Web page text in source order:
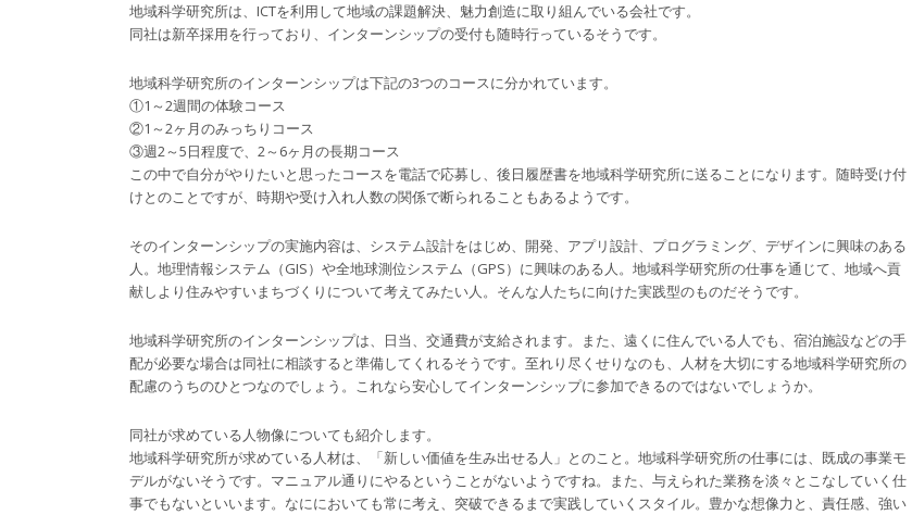
地域科学研究所は、ICTを利用して地域の課題解決、魅力創造に取り組んでいる会社です。
同社は新卒採用を行っており、インターンシップの受付も随時行っているそうです。
地域科学研究所のインターンシップは下記の3つのコースに分かれています。
①1～2週間の体験コース
②1～2ヶ月のみっちりコース
③週2～5日程度で、2～6ヶ月の長期コース
この中で自分がやりたいと思ったコースを電話で応募し、後日履歴書を地域科学研究所に送ることになります。随時受け付
けとのことですが、時期や受け入れ人数の関係で断られることもあるようです。
そのインターンシップの実施内容は、システム設計をはじめ、開発、アプリ設計、プログラミング、デザインに興味のある
人。地理情報システム（GIS）や全地球測位システム（GPS）に興味のある人。地域科学研究所の仕事を通じて、地域へ貢
献しより住みやすいまちづくりについて考えてみたい人。そんな人たちに向けた実践型のものだそうです。
地域科学研究所のインターンシップは、日当、交通費が支給されます。また、遠くに住んでいる人でも、宿泊施設などの手
配が必要な場合は同社に相談すると準備してくれるそうです。至れり尽くせりなのも、人材を大切にする地域科学研究所の
配慮のうちのひとつなのでしょう。これなら安心してインターンシップに参加できるのではないでしょうか。
同社が求めている人物像についても紹介します。
地域科学研究所が求めている人材は、「新しい価値を生み出せる人」とのこと。地域科学研究所の仕事には、既成の事業モ
デルがないそうです。マニュアル通りにやるということがないようですね。また、与えられた業務を淡々とこなしていく仕
事でもないといいます。なににおいても常に考え、突破できるまで実践していくスタイル。豊かな想像力と、責任感、強い